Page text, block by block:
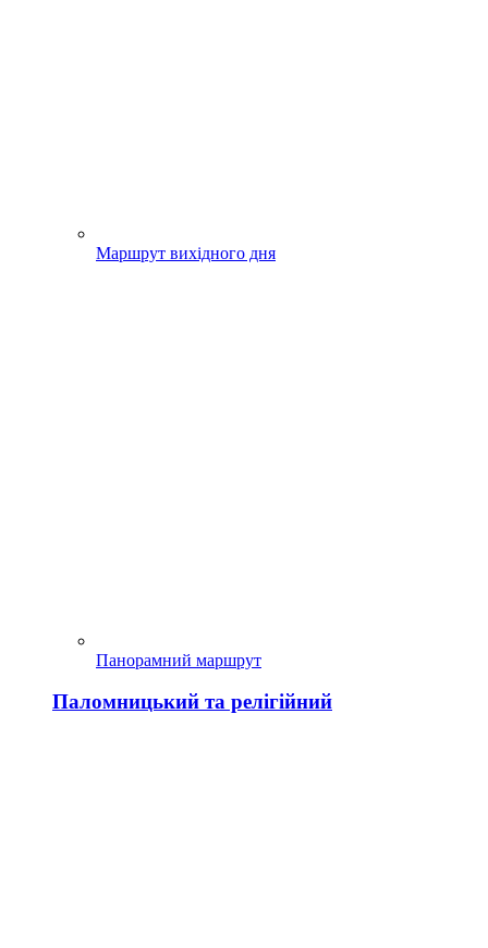
Маршрут вихідного дня
Панорамний маршрут
Паломницький та релігійний